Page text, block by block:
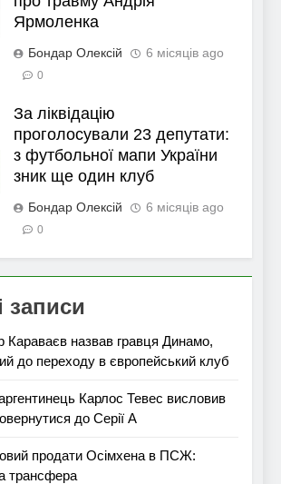
Ярмоленка
Бондар Олексій 6 місяців ago
0
За ліквідацію
проголосували 23 депутати:
з футбольної мапи України
зник ще один клуб
Бондар Олексій 6 місяців ago
0
записи
Караваєв назвав гравця Динамо,
до переходу в європейський клуб
Карлос Тевес висловив
до Серії А
продати Осімхена в ПСЖ:
трансфера